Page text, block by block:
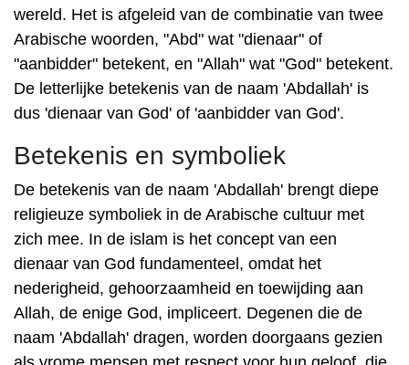
wereld. Het is afgeleid van de combinatie van twee
Arabische woorden, "Abd" wat "dienaar" of
"aanbidder" betekent, en "Allah" wat "God" betekent.
De letterlijke betekenis van de naam 'Abdallah' is
dus 'dienaar van God' of 'aanbidder van God'.
Betekenis en symboliek
De betekenis van de naam 'Abdallah' brengt diepe
religieuze symboliek in de Arabische cultuur met
zich mee. In de islam is het concept van een
dienaar van God fundamenteel, omdat het
nederigheid, gehoorzaamheid en toewijding aan
Allah, de enige God, impliceert. Degenen die de
naam 'Abdallah' dragen, worden doorgaans gezien